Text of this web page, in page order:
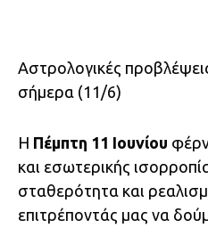
Αστρολογικές
σήμερα (11/6)
Η Πέμπτη 11 Ιουνίου
και εσωτερικής
σταθερότητα και
επιτρέποντάς μας να